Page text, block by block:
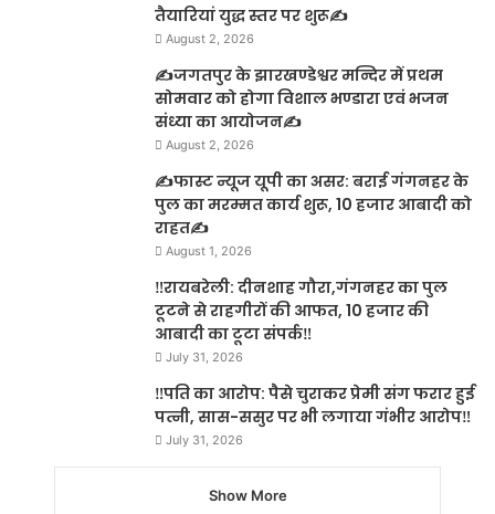
तैयारियां युद्ध स्तर पर शुरू✍️
August 2, 2026
✍️जगतपुर के झारखण्डेश्वर मन्दिर में प्रथम
सोमवार को होगा विशाल भण्डारा एवं भजन
संध्या का आयोजन✍️
August 2, 2026
✍️फास्ट न्यूज यूपी का असर: बराई गंगनहर के
पुल का मरम्मत कार्य शुरू, 10 हजार आबादी को
राहत✍️
August 1, 2026
‼️रायबरेली: दीनशाह गौरा,गंगनहर का पुल
टूटने से राहगीरों की आफत, 10 हजार की
आबादी का टूटा संपर्क‼️
July 31, 2026
‼️पति का आरोप: पैसे चुराकर प्रेमी संग फरार हुई
पत्नी, सास-ससुर पर भी लगाया गंभीर आरोप‼️
July 31, 2026
Show More